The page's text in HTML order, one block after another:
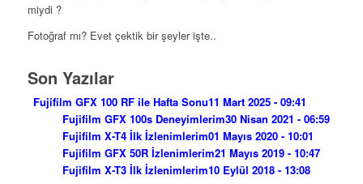
miydi ?
Fotoğraf mı? Evet çektik bir şeyler işte..
Son Yazılar
Fujifilm GFX 100 RF ile Hafta Sonu11 Mart 2025 - 09:41
Fujifilm GFX 100s Deneyimlerim30 Nisan 2021 - 06:59
Fujifilm X-T4 İlk İzlenimlerim01 Mayıs 2020 - 10:01
Fujifilm GFX 50R İzlenimlerim21 Mayıs 2019 - 10:47
Fujifilm X-T3 İlk İzlenimlerim10 Eylül 2018 - 13:08